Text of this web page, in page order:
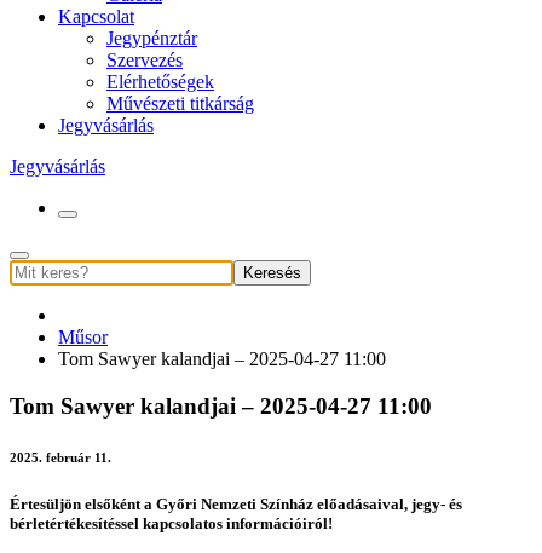
Kapcsolat
Jegypénztár
Szervezés
Elérhetőségek
Művészeti titkárság
Jegyvásárlás
Jegyvásárlás
Keresés
Műsor
Tom Sawyer kalandjai – 2025-04-27 11:00
Tom Sawyer kalandjai – 2025-04-27 11:00
2025. február 11.
Értesüljön elsőként a Győri Nemzeti Színház előadásaival, jegy- és
bérletértékesítéssel kapcsolatos információiról!